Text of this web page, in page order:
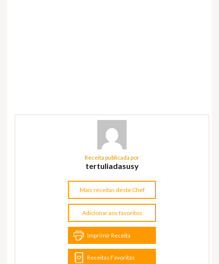
Receita publicada por
tertuliadasusy
Mais receitas deste Chef
Adicionar aos favoritos
Imprimir Receita
Receitas Favoritas